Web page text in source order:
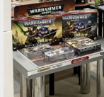
[ドー
[85-25
9,300
1点